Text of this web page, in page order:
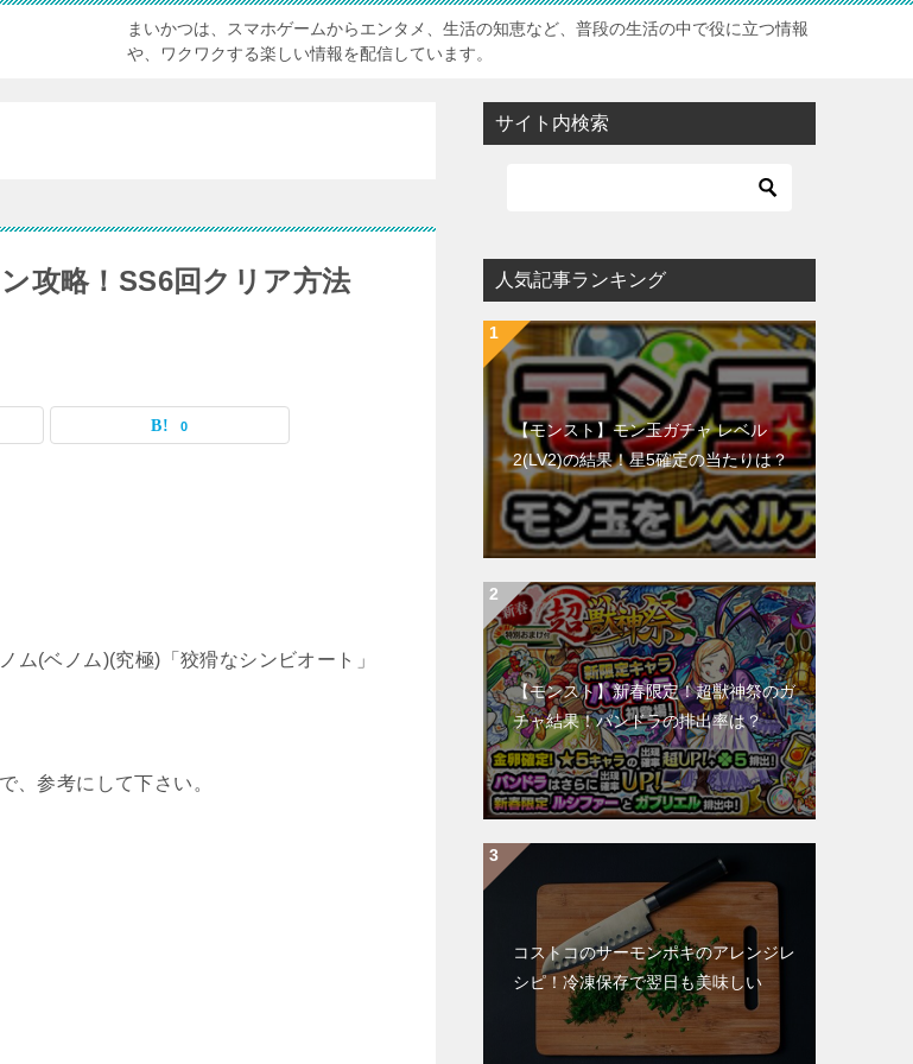
まいかつは、スマホゲームからエンタメ、生活の知恵など、普段の生活の中で役に立つ情報
や、ワクワクする楽しい情報を配信しています。
攻略！SS6回クリア方法
0
ム(ベノム)(究極)「狡猾なシンビオート」
、参考にして下さい。
サイト内検索
人気記事ランキング
【モンスト】モン玉ガチャ レベル
2(LV2)の結果！星5確定の当たりは？
【モンスト】新春限定！超獣神祭のガ
チャ結果！パンドラの排出率は？
コストコのサーモンポキのアレンジレ
シピ！冷凍保存で翌日も美味しい